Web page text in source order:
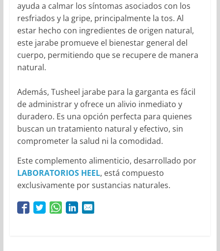
ayuda a calmar los síntomas asociados con los
resfriados y la gripe, principalmente la tos. Al
estar hecho con ingredientes de origen natural,
este jarabe promueve el bienestar general del
cuerpo, permitiendo que se recupere de manera
natural.
Además, Tusheel jarabe para la garganta es fácil
de administrar y ofrece un alivio inmediato y
duradero. Es una opción perfecta para quienes
buscan un tratamiento natural y efectivo, sin
comprometer la salud ni la comodidad.
Este complemento alimenticio, desarrollado por
LABORATORIOS HEEL, está compuesto
exclusivamente por sustancias naturales.